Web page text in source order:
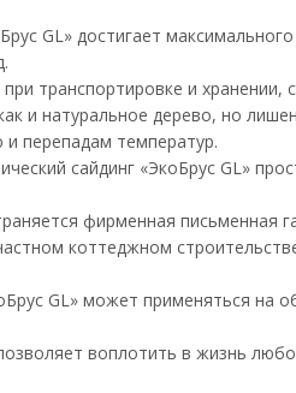
GL» достигает
транспортировке и хранении,
и натуральное дерево, но
и перепадам температур.
сайдинг «ЭкоБрус GL»
фирменная письменная
коттеджном
GL» может применяться
воплотить в жизнь